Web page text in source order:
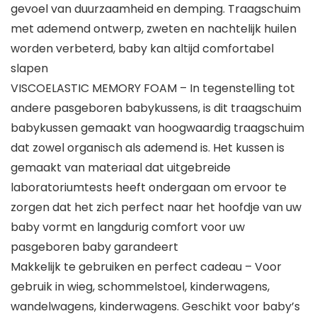
gevoel van duurzaamheid en demping. Traagschuim
met ademend ontwerp, zweten en nachtelijk huilen
worden verbeterd, baby kan altijd comfortabel
slapen
VISCOELASTIC MEMORY FOAM – In tegenstelling tot
andere pasgeboren babykussens, is dit traagschuim
babykussen gemaakt van hoogwaardig traagschuim
dat zowel organisch als ademend is. Het kussen is
gemaakt van materiaal dat uitgebreide
laboratoriumtests heeft ondergaan om ervoor te
zorgen dat het zich perfect naar het hoofdje van uw
baby vormt en langdurig comfort voor uw
pasgeboren baby garandeert
Makkelijk te gebruiken en perfect cadeau – Voor
gebruik in wieg, schommelstoel, kinderwagens,
wandelwagens, kinderwagens. Geschikt voor baby’s